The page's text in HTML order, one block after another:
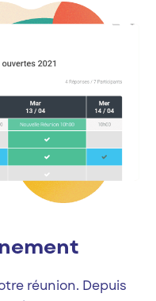
réunion. Depuis